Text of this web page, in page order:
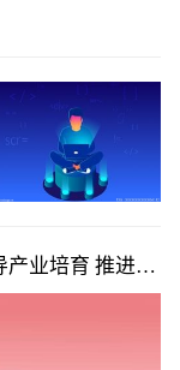
业培育 推进重